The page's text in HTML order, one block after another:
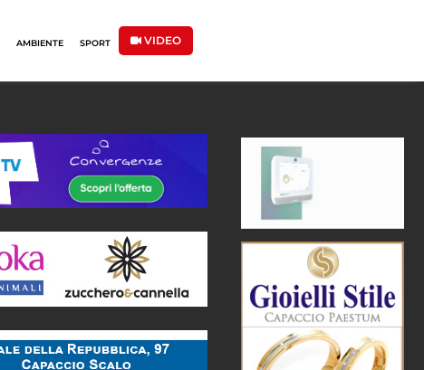
AMBIENTE SPORT VIDEO